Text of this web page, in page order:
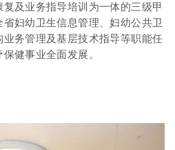
及业务指导培训为一体的三级甲
妇幼卫生信息管理、妇幼公共卫
务管理及基层技术指导等职能任
健事业全面发展。